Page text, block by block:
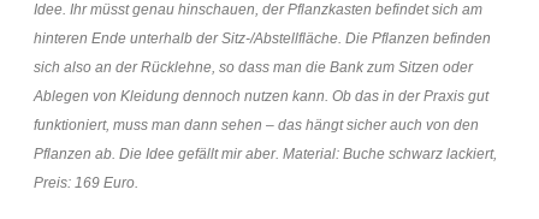
Idee. Ihr müsst genau hinschauen, der Pflanzkasten befindet sich am
hinteren Ende unterhalb der Sitz-/Abstellfläche. Die Pflanzen befinden
sich also an der Rücklehne, so dass man die Bank zum Sitzen oder
Ablegen von Kleidung dennoch nutzen kann. Ob das in der Praxis gut
funktioniert, muss man dann sehen – das hängt sicher auch von den
Pflanzen ab. Die Idee gefällt mir aber. Material: Buche schwarz lackiert,
Preis: 169 Euro.